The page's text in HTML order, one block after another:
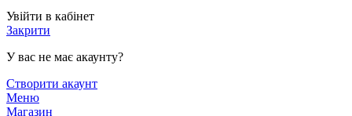
Увійти в кабінет
Закрити
У вас не має акаунту?
Створити акаунт
Меню
Магазин